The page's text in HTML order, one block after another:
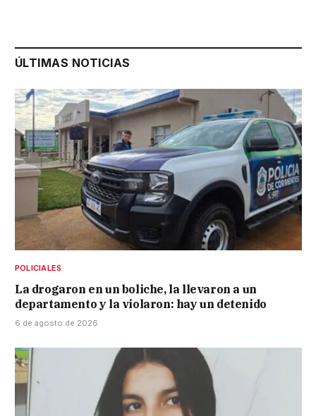
ÚLTIMAS NOTICIAS
POLICIALES
La drogaron en un boliche, la llevaron a un
departamento y la violaron: hay un detenido
6 de agosto de 2026